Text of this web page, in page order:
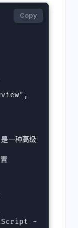
Copy